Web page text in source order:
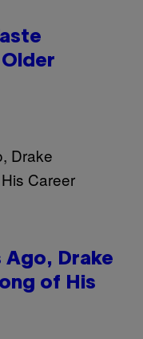
Older
Ago, Drake
of His